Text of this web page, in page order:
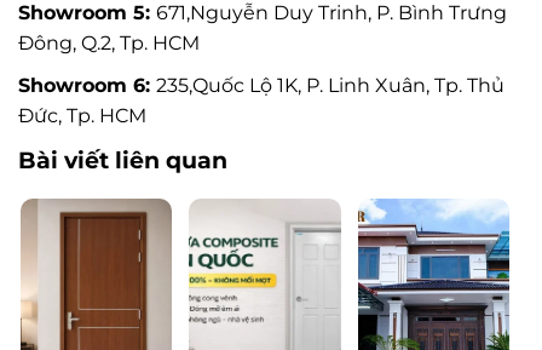
Showroom 5: 671,Nguyễn Duy Trinh, P. Bình Trưng
Đông, Q.2, Tp. HCM
Showroom 6: 235,Quốc Lộ 1K, P. Linh Xuân, Tp. Thủ
Đức, Tp. HCM
Bài viết liên quan